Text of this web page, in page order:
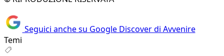
Seguici anche su Google Discover di Avvenire
Temi